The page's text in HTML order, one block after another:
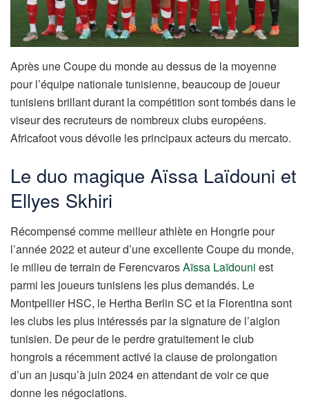
Après une Coupe du monde au dessus de la moyenne
pour l’équipe nationale tunisienne, beaucoup de joueur
tunisiens brillant durant la compétition sont tombés dans le
viseur des recruteurs de nombreux clubs européens.
Africafoot vous dévoile les principaux acteurs du mercato.
Le duo magique Aïssa Laïdouni et
Ellyes Skhiri
Récompensé comme meilleur athlète en Hongrie pour
l’année 2022 et auteur d’une excellente Coupe du monde,
le milieu de terrain de FerencvarosAïssa Laïdouni est
parmi les joueurs tunisiens les plus demandés. Le
Montpellier HSC, le Hertha Berlin SC et la Fiorentina sont
les clubs les plus intéressés par la signature de l’aiglon
tunisien. De peur de le perdre gratuitement le club
hongrois a récemment activé la clause de prolongation
d’un an jusqu’à juin 2024 en attendant de voir ce que
donne les négociations.